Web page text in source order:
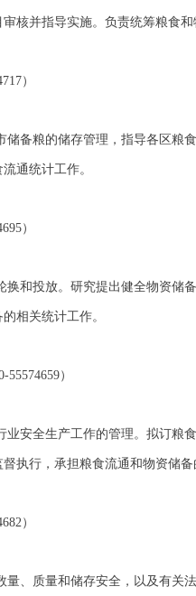
核并指导实施。负责统筹粮食
）
备粮的储存管理，指导各区粮
通统计工作。
）
和投放。研究提出健全物资储
相关统计工作。
）
安全生产工作的管理。拟订粮
执行，承担粮食流通和物资储备
）
、质量和储存安全，以及有关